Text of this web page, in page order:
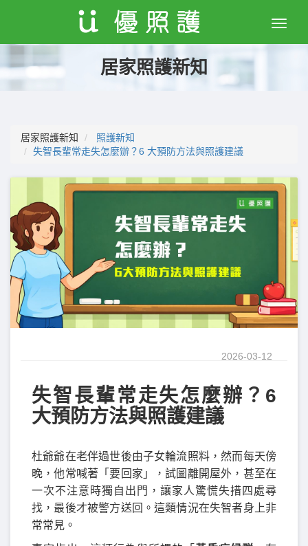
Toggle
居家照護新知
居家照護新知
照護新知
失智長輩常走失怎麼辦？6 大預防方法與照護建議
2026-03-12
失智長輩常走失怎麼辦？6
大預防方法與照護建議
杜爺爺在老伴過世後由子女輪流照料，然而每天傍
晚，他常喊著「要回家」，試圖離開屋外，甚至在
一次不注意時獨自出門，讓家人驚慌失措四處尋
找，最後才被警方送回。這類情況在失智者身上非
常常見。